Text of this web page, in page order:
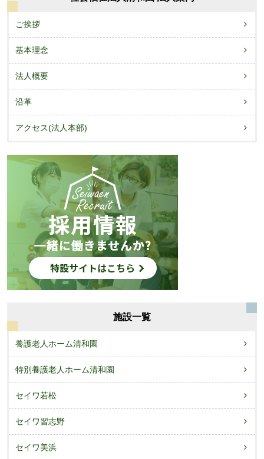
ゲ
ー
シ
ョ
ン
ご挨拶
基本理念
法人概要
沿革
アクセス(法人本部)
施設一覧
養護老人ホーム清和園
特別養護老人ホーム清和園
セイワ若松
セイワ習志野
セイワ美浜